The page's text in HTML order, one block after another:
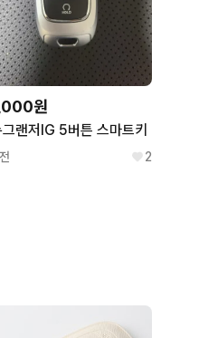
원
그랜저IG 5버튼 스마트키
2